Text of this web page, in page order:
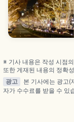
※ 기사 내용은 작성 시점
또한 게재된 내용의 정확
광고
본 기사에는 광고(
자가 수수료를 받을 수 있